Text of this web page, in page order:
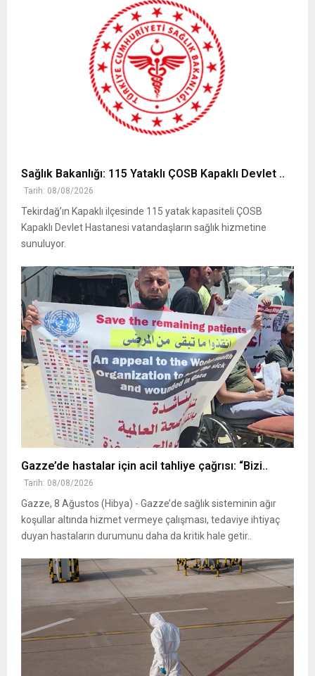
Sağlık Bakanlığı: 115 Yataklı ÇOSB Kapaklı Devlet ..
Tarih: 08/08/2026
Tekirdağ’ın Kapaklı ilçesinde 115 yatak kapasiteli ÇOSB
Kapaklı Devlet Hastanesi vatandaşların sağlık hizmetine
sunuluyor.
Gazze’de hastalar için acil tahliye çağrısı: “Bizi..
Tarih: 08/08/2026
Gazze, 8 Ağustos (Hibya) - Gazze’de sağlık sisteminin ağır
koşullar altında hizmet vermeye çalışması, tedaviye ihtiyaç
duyan hastaların durumunu daha da kritik hale getir..